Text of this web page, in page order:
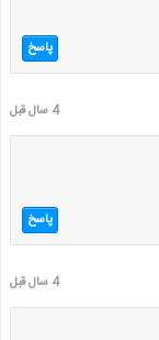
پاسخ
4 سال قبل
پاسخ
4 سال قبل